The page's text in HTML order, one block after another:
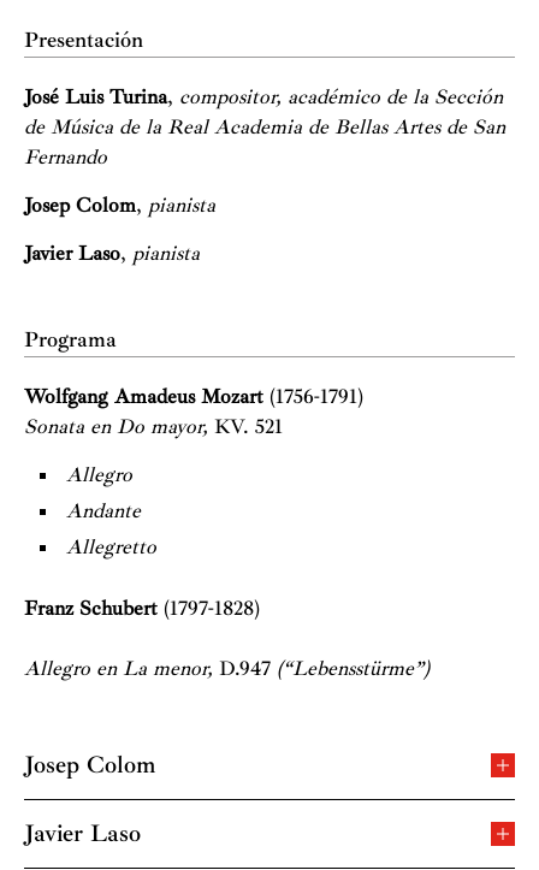
Presentación
José Luis Turina, compositor, académico de la Sección
de Música de la Real Academia de Bellas Artes de San
Fernando
Josep Colom, pianista
Javier Laso, pianista
Programa
Wolfgang Amadeus Mozart (1756-1791)
Sonata en Do mayor, KV. 521
Allegro
Andante
Allegretto
Franz Schubert (1797-1828)
Allegro en La menor, D.947 (“Lebensstürme”)
Josep Colom
relevantes del piano español contemporáneo. Inició sus
estudios musicales en Barcelona y los continuó en la
Javier Laso